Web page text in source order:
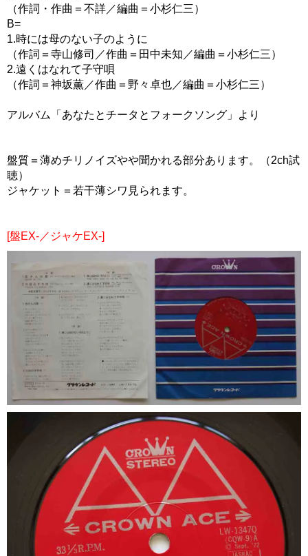
（作詞・作曲＝不詳／編曲＝小杉仁三）
B=
1.時には母のない子のように
（作詞＝寺山修司／作曲＝田中未知／編曲＝小杉仁三）
2.遠くはなれて子守唄
（作詞＝神坂薫／作曲＝野々卓也／編曲＝小杉仁三）
アルバム「あなたとチータとフォークソング」より
盤質＝薄めチリノイズやや聞かれる部分あります。（2ch試
聴）
ジャケット＝若干薄シワ見られます。
[盤EX-／ジャケEX-]